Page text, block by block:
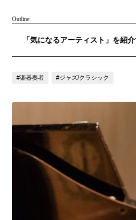
性SSW #ロック #男性シンガー
Outline
「気になるアーティスト」を紹
#楽器奏者 #ジャズ/クラシック